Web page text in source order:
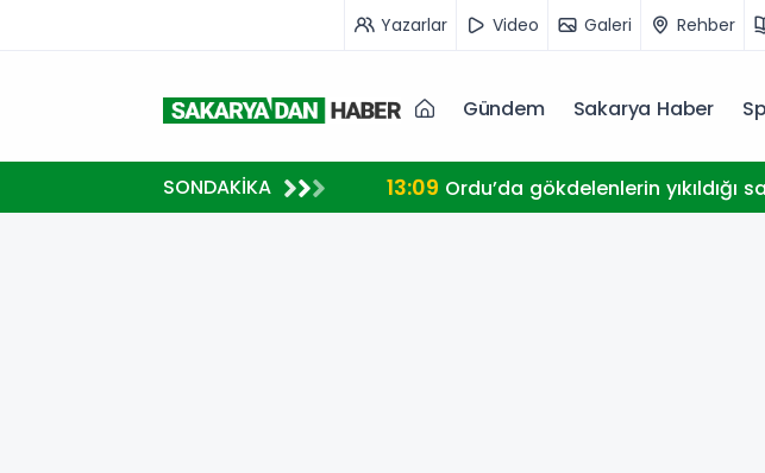
Yazarlar Video Galeri Rehber
Gündem Sakarya Haber
SONDAKİKA 13:09 Ordu’da gökdelenlerin yıkıldığı